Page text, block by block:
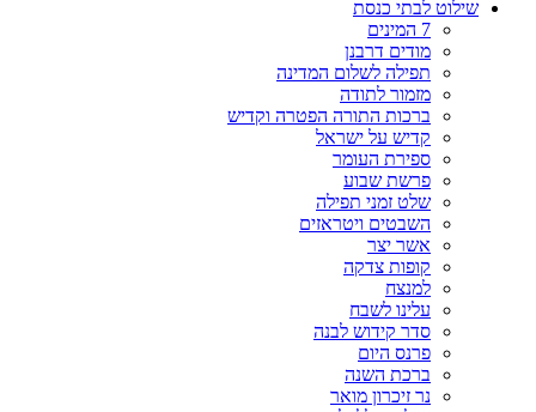
שילוט לבתי כנסת
7 המינים
מודים דרבנן
תפילה לשלום המדינה
מזמור לתודה
ברכות התורה הפטרה וקדיש
קדיש על ישראל
ספירת העומר
פרשת שבוע
שלט זמני תפילה
השבטים ויטראזים
אשר יצר
קופות צדקה
למנצח
עלינו לשבח
סדר קידוש לבנה
פרנס היום
ברכת השנה
נר זיכרון מואר